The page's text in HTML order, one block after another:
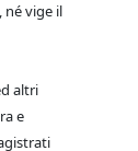
vige il
altri
e